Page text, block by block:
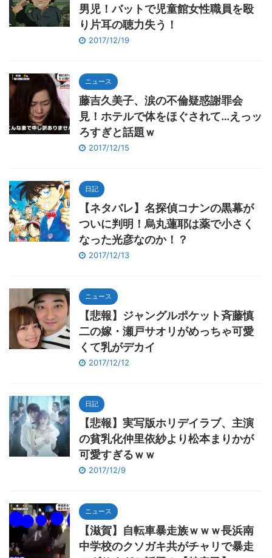
男児！バットで児童館女性職員を殴
り片耳の聴力失う！
2017/12/19
ニュース
藤吉久美子、涙の不倫疑惑謝罪会
見！ホテルで体をほぐされて…えっッ
ろすぎと話題ｗ
2017/12/15
日記
【ネタバレ】名探偵コナンの黒幕が
ついに判明！烏丸蓮耶は薬で小さく
なった光彦なのか！？
2017/12/13
ニュース
【悲報】ジャングルポケット斉藤慎
二の嫁・瀬戸サオリがめっちゃ可愛
くて乳がデカイ
2017/12/12
日記
【悲報】実写版ホリデイラブ、主演
の貧乳化仲里依紗より松本まりかが
可愛すぎるｗｗ
2017/12/9
ニュース
【滋賀】自転車暴走族ｗｗｗ長浜南
中学校のクソガキ共がチャリで暴走